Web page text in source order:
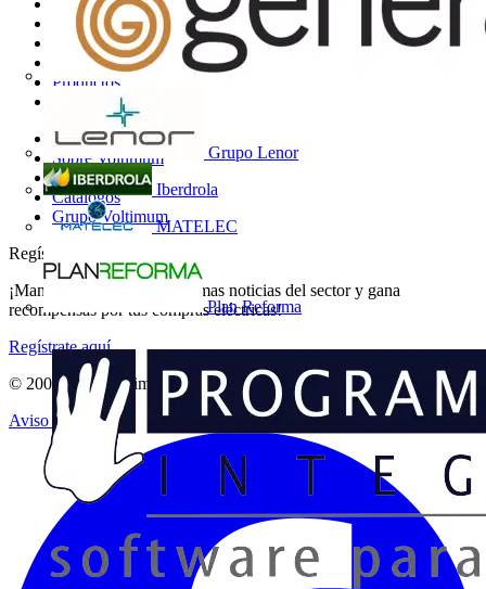
Grupo Lenor
Iberdrola
MATELEC
Plan Reforma
Mapa del sitio
Inicio
Noticias
Academy
Productos
Otros enlaces
Sobre Voltimum
Contacto
Catálogos
Grupo Voltimum
Regístrate en Voltimum
¡Mantente al día con las últimas noticias del sector y gana
recompensas por tus compras eléctricas!
Regístrate aquí
© 2002-2026 Voltimum
Aviso legal